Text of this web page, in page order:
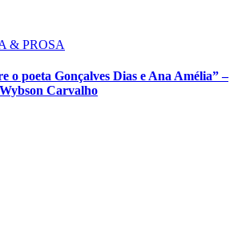
& PROSA
o poeta Gonçalves Dias e Ana Amélia” –
Carvalho